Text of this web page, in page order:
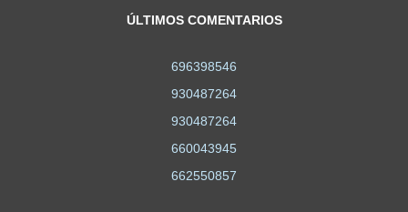
ÚLTIMOS COMENTARIOS
696398546
930487264
930487264
660043945
662550857